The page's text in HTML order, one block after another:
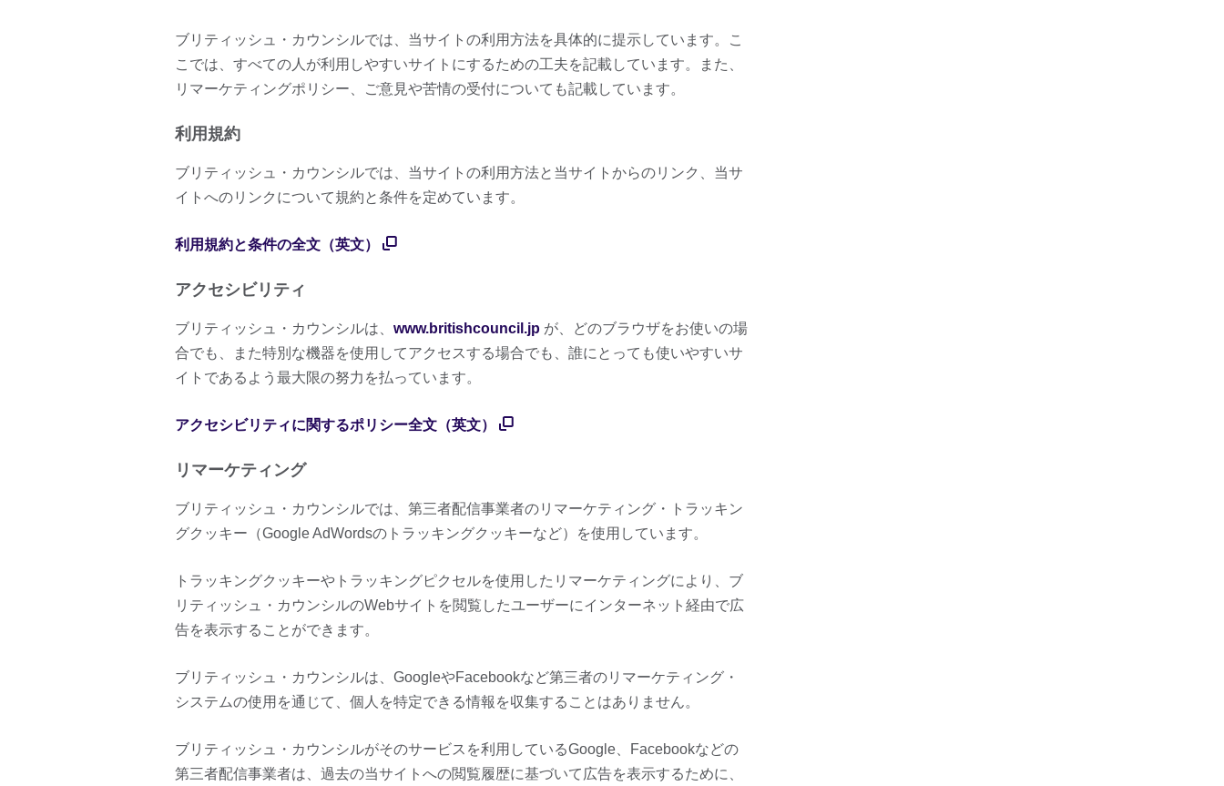
ブリティッシュ・カウンシルでは、当サイトの利用方法を具体的に提示しています。こ
こでは、すべての人が利用しやすいサイトにするための工夫を記載しています。また、
リマーケティングポリシー、ご意見や苦情の受付についても記載しています。
利用規約
ブリティッシュ・カウンシルでは、当サイトの利用方法と当サイトからのリンク、当サ
イトへのリンクについて規約と条件を定めています。
利用規約と条件の全文（英文）
アクセシビリティ
ブリティッシュ・カウンシルは、 www.britishcouncil.jp が、どのブラウザをお使いの場
合でも、また特別な機器を使用してアクセスする場合でも、誰にとっても使いやすいサ
イトであるよう最大限の努力を払っています。
アクセシビリティに関するポリシー全文（英文）
リマーケティング
ブリティッシュ・カウンシルでは、第三者配信事業者のリマーケティング・トラッキン
グクッキー（Google AdWordsのトラッキングクッキーなど）を使用しています。
トラッキングクッキーやトラッキングピクセルを使用したリマーケティングにより、ブ
リティッシュ・カウンシルのWebサイトを閲覧したユーザーにインターネット経由で広
告を表示することができます。
ブリティッシュ・カウンシルは、GoogleやFacebookなど第三者のリマーケティング・
システムの使用を通じて、個人を特定できる情報を収集することはありません。
ブリティッシュ・カウンシルがそのサービスを利用しているGoogle、Facebookなどの
第三者配信事業者は、過去の当サイトへの閲覧履歴に基づいて広告を表示するために、